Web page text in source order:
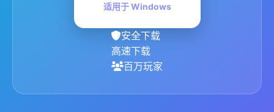
适用于 Windows
安全下载
高速下载
百万玩家